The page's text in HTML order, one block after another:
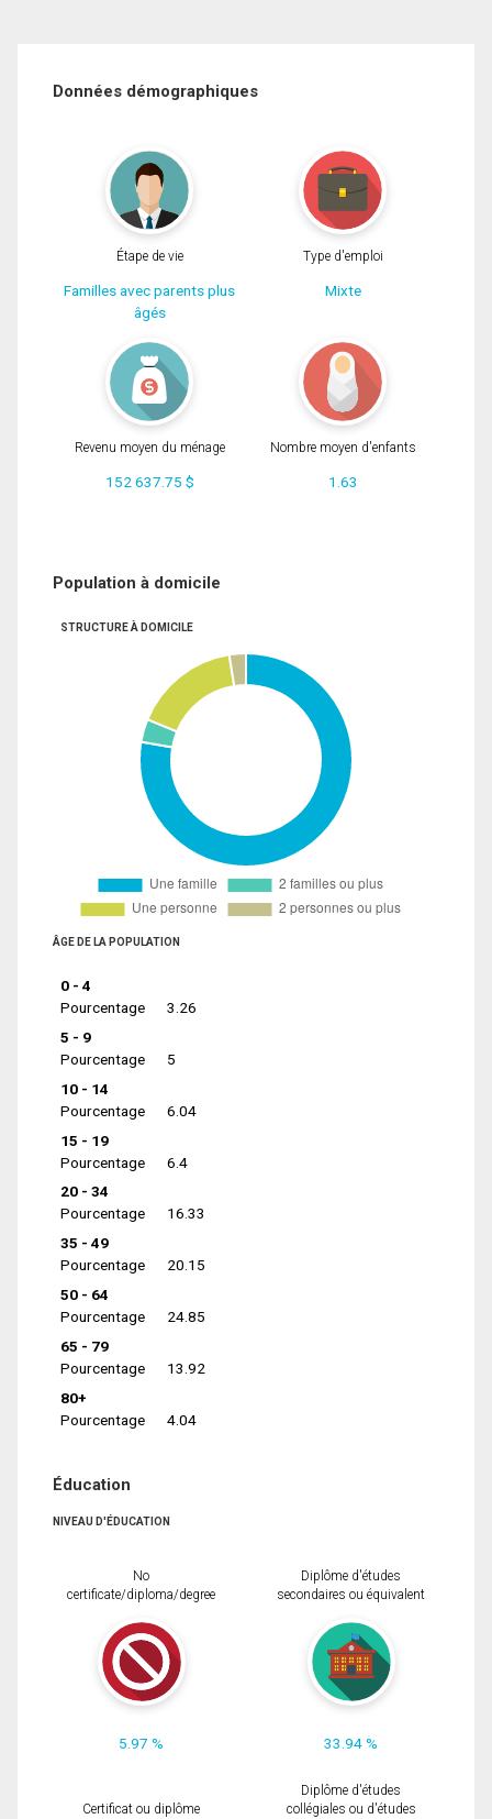
Données démographiques
Étape de vie
Familles avec parents plus
âgés
Type d'emploi
Mixte
Revenu moyen du ménage
152 637.75 $
Nombre moyen d'enfants
1.63
Population à domicile
STRUCTURE À DOMICILE
ÂGE DE LA POPULATION
0 - 4
Pourcentage
3.26
5 - 9
Pourcentage
5
10 - 14
Pourcentage
6.04
15 - 19
Pourcentage
6.4
20 - 34
Pourcentage
16.33
35 - 49
Pourcentage
20.15
50 - 64
Pourcentage
24.85
65 - 79
Pourcentage
13.92
80+
Pourcentage
4.04
Éducation
NIVEAU D'ÉDUCATION
No
certificate/diploma/degree
5.97 %
Diplôme d'études
secondaires ou équivalent
33.94 %
Certificat ou diplôme
Diplôme d'études
collégiales ou d'études